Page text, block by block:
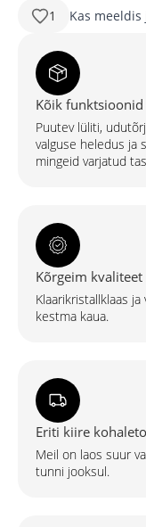
1 Kas
Kõik
Puutev lüliti,
valguse heledus ja
mingeid varjatud
Kõrgeim kvaliteet
Klaarikristallklaas
kestma kaua.
Eriti kiire
Meil on laos suur
tunni jooksul.